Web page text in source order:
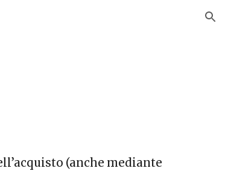
(anche mediante